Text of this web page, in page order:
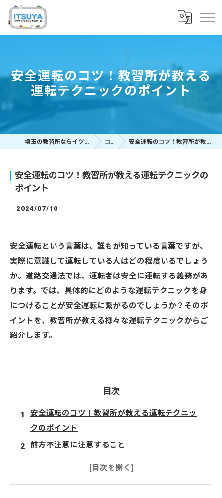
安全運転のコツ！教習所が教える
運転テクニックのポイント
埼玉の教習所ならイツヤドライビングスクール コラム 安全運転のコツ！教習所が教える運転テクニックのポイント
安全運転のコツ！教習所が教える運転テクニックの
ポイント
2024/07/10
安全運転という言葉は、誰もが知っている言葉ですが、
実際に意識して運転している人はどの程度いるでしょう
か。道路交通法では、運転者は安全に運転する義務があ
ります。では、具体的にどのような運転テクニックを身
につけることが安全運転に繋がるのでしょうか？そのポ
イントを、教習所が教える様々な運転テクニックからご
紹介します。
目次
安全運転のコツ！教習所が教える運転テクニッ
クのポイント
前方不注意に注意すること
減速を急がないこと